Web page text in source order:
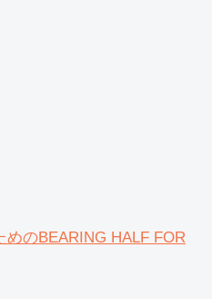
めのBEARING HALF FOR